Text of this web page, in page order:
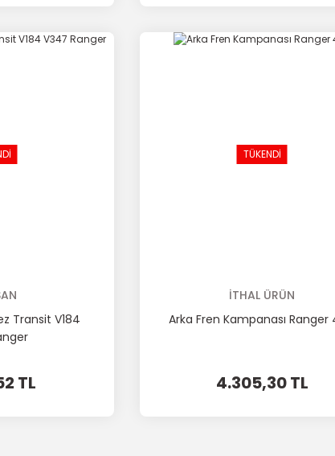
Transit V184
TL
TÜKENDİ
İTHAL ÜRÜN
Arka Fren Kampanası Ranger
4.305,30 TL